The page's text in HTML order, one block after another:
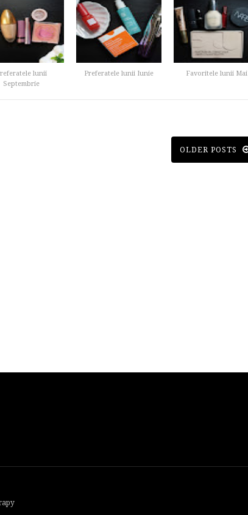
lunii
Septembrie
Preferatele lunii Iunie Favoritele lunii Mai
OLDER POSTS